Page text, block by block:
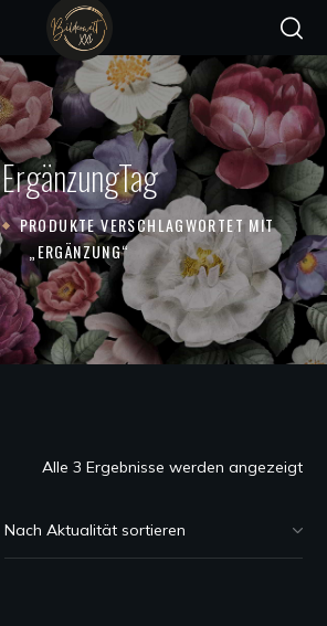
ErgänzungTag
PRODUKTE VERSCHLAGWORTET MIT
„ERGÄNZUNG“
Alle 3 Ergebnisse werden angezeigt